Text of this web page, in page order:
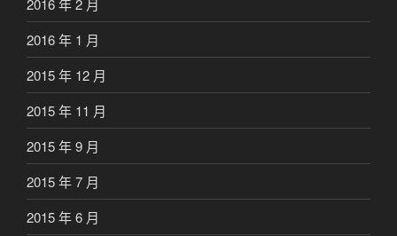
2016 年 2 月
2016 年 1 月
2015 年 12 月
2015 年 11 月
2015 年 9 月
2015 年 7 月
2015 年 6 月